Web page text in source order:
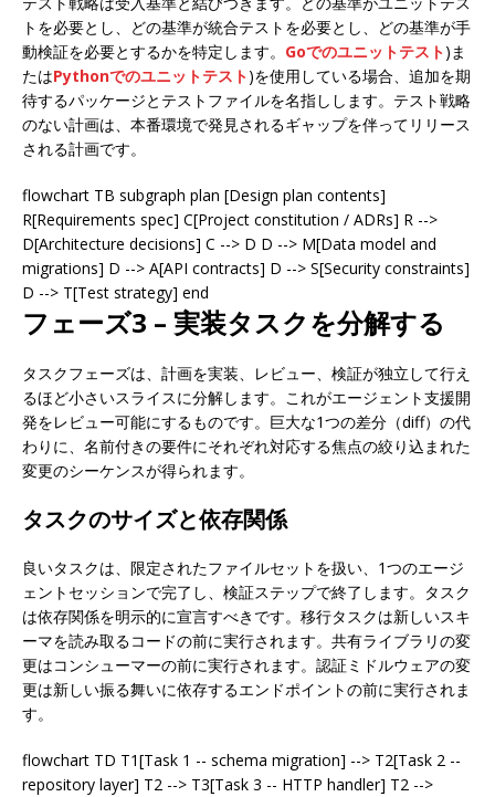
トを必要とし、どの基準が統合テストを必要とし、どの基準が手
動検証を必要とするかを特定します。 Goでのユニットテスト)ま
たはPythonでのユニットテスト)を使用している場合、追加を期
待するパッケージとテストファイルを名指しします。テスト戦略
のない計画は、本番環境で発見されるギャップを伴ってリリース
される計画です。
flowchart TB subgraph plan [Design plan contents]
R[Requirements spec] C[Project constitution / ADRs] R -->
D[Architecture decisions] C --> D D --> M[Data model and
migrations] D --> A[API contracts] D --> S[Security constraints]
D --> T[Test strategy] end
フェーズ3 – 実装タスクを分解する
タスクフェーズは、計画を実装、レビュー、検証が独立して行え
るほど小さいスライスに分解します。これがエージェント支援開
発をレビュー可能にするものです。巨大な1つの差分（diff）の代
わりに、名前付きの要件にそれぞれ対応する焦点の絞り込まれた
変更のシーケンスが得られます。
タスクのサイズと依存関係
良いタスクは、限定されたファイルセットを扱い、1つのエージ
ェントセッションで完了し、検証ステップで終了します。タスク
は依存関係を明示的に宣言すべきです。移行タスクは新しいスキ
ーマを読み取るコードの前に実行されます。共有ライブラリの変
更はコンシューマーの前に実行されます。認証ミドルウェアの変
更は新しい振る舞いに依存するエンドポイントの前に実行されま
す。
flowchart TD T1[Task 1 -- schema migration] --> T2[Task 2 --
repository layer] T2 --> T3[Task 3 -- HTTP handler] T2 -->